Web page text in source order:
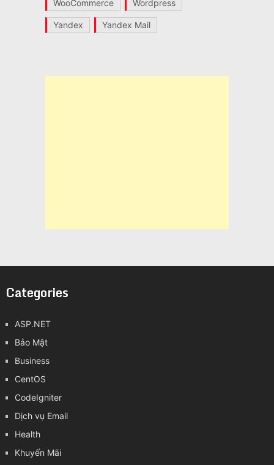
WooCommerce Wordpress
Yandex Yandex Mail
Categories
ASP.NET
Bảo Mật
Business
CentOS
CodeIgniter
Dịch vụ Email
Health
Khuyến Mãi